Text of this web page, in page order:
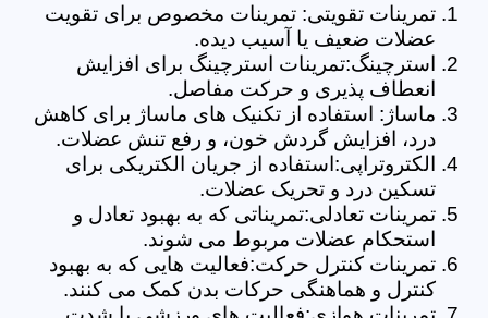
تمرینات تقویتی: تمرینات مخصوص برای تقویت
عضلات ضعیف یا آسیب دیده.
استرچینگ:تمرینات استرچینگ برای افزایش
انعطاف پذیری و حرکت مفاصل.
ماساژ: استفاده از تکنیک های ماساژ برای کاهش
درد، افزایش گردش خون، و رفع تنش عضلات.
الکتروتراپی:استفاده از جریان الکتریکی برای
تسکین درد و تحریک عضلات.
تمرینات تعادلی:تمریناتی که به بهبود تعادل و
استحکام عضلات مربوط می شوند.
تمرینات کنترل حرکت:فعالیت هایی که به بهبود
کنترل و هماهنگی حرکات بدن کمک می کنند.